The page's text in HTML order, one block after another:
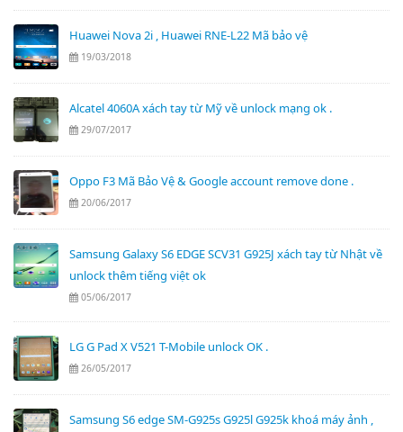
Huawei Nova 2i , Huawei RNE-L22 Mã bảo vệ
19/03/2018
Alcatel 4060A xách tay từ Mỹ về unlock mạng ok .
29/07/2017
Oppo F3 Mã Bảo Vệ & Google account remove done .
20/06/2017
Samsung Galaxy S6 EDGE SCV31 G925J xách tay từ Nhật về
unlock thêm tiếng việt ok
05/06/2017
LG G Pad X V521 T-Mobile unlock OK .
26/05/2017
Samsung S6 edge SM-G925s G925l G925k khoá máy ảnh ,